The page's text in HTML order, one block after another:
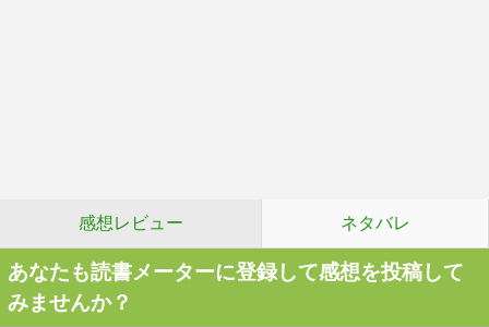
感想レビュー ネタバレ
あなたも読書メーターに登録して感想を投稿して
みませんか？